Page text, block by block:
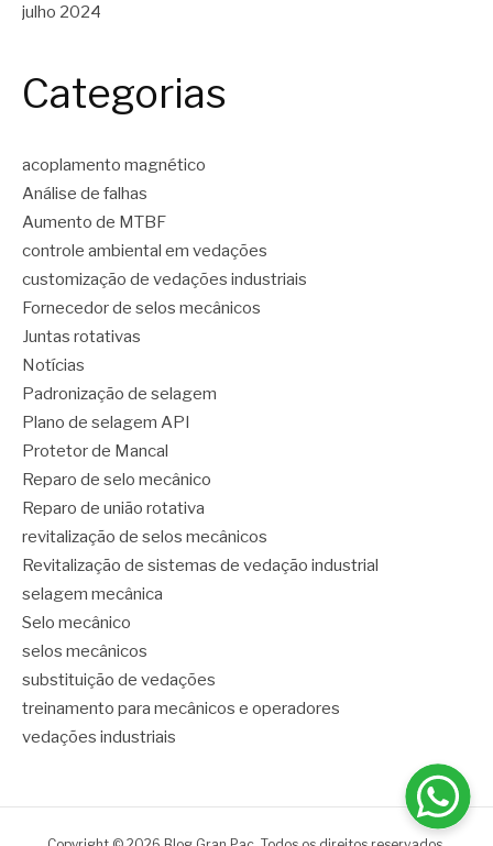
julho 2024
Categorias
acoplamento magnético
Análise de falhas
Aumento de MTBF
controle ambiental em vedações
customização de vedações industriais
Fornecedor de selos mecânicos
Juntas rotativas
Notícias
Padronização de selagem
Plano de selagem API
Protetor de Mancal
Reparo de selo mecânico
Reparo de união rotativa
revitalização de selos mecânicos
Revitalização de sistemas de vedação industrial
selagem mecânica
Selo mecânico
selos mecânicos
substituição de vedações
treinamento para mecânicos e operadores
vedações industriais